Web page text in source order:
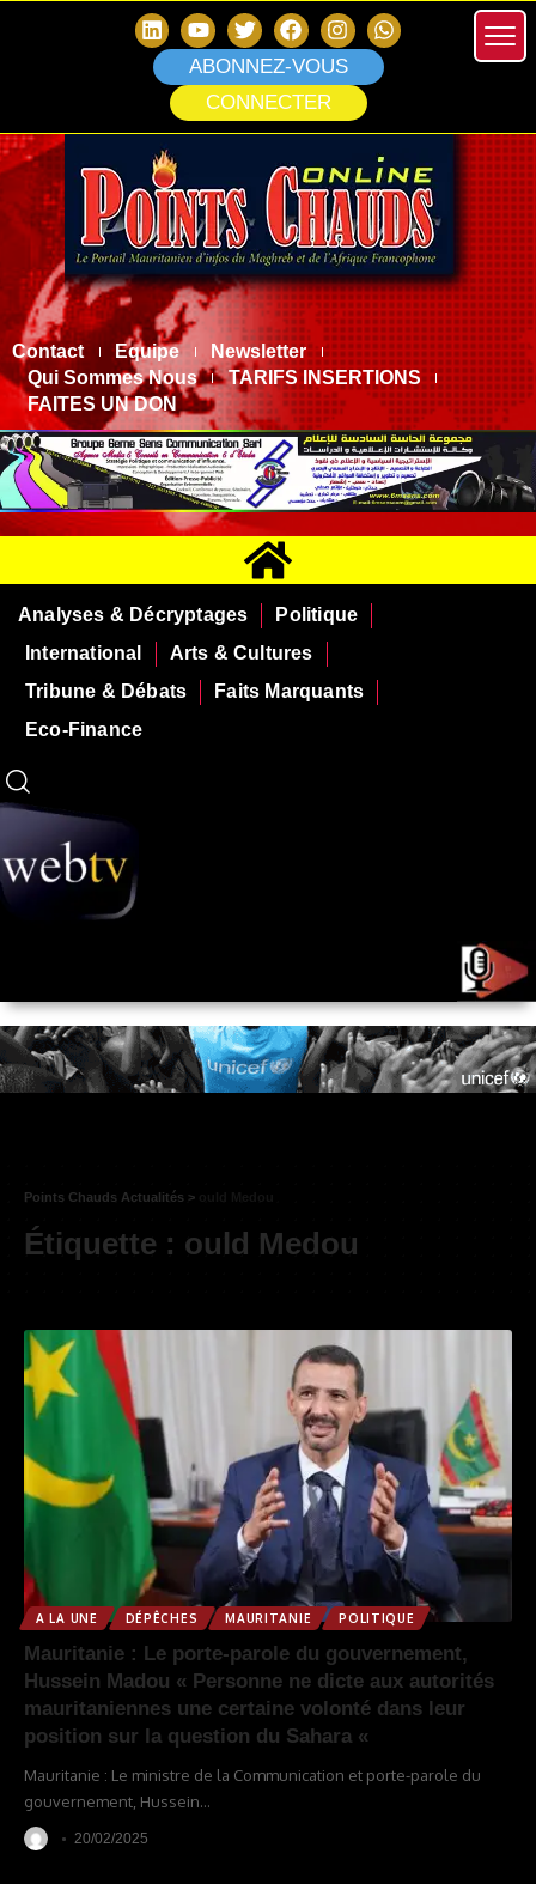
ABONNEZ-VOUS
CONNECTER
Contact Equipe
Newsletter
Qui Sommes Nous
TARIFS INSERTIONS
FAITES UN DON
Analyses & Décryptages
Politique
International
Arts & Cultures
Tribune & Débats
Faits Marquants
Eco-Finance
Points Chauds Actualités >
Étiquette : ould Medou
A LA UNE DÉPÊCHES MAURITANIE POLITIQUE
Mauritanie : Le porte-parole du gouvernement,
Hussein Madou « Personne ne dicte aux autorités
mauritaniennes une certaine volonté dans leur
position sur la question du Sahara «
Mauritanie : Le ministre de la Communication et porte-parole du
gouvernement, Hussein…
20/02/2025